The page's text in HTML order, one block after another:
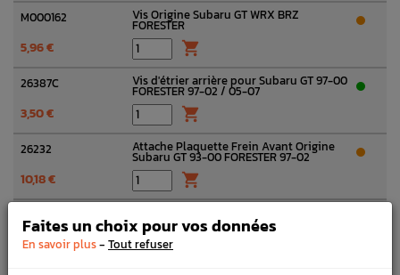
M000162 Vis Origine Subaru GT WRX BRZ
FORESTER
5,96 € 
26387C Vis d'étrier arrière pour Subaru GT 97-00
FORESTER 97-02 / 05-07
3,50 € 
26232 Attache Plaquette Frein Avant Origine
Subaru GT 93-00 FORESTER 97-02
10,18 € 
Impreza GT 97-98 FORESTER 97-02
485,00 € Voir toutes les options
Faites un choix pour vos données
En savoir plus- Tout refuser